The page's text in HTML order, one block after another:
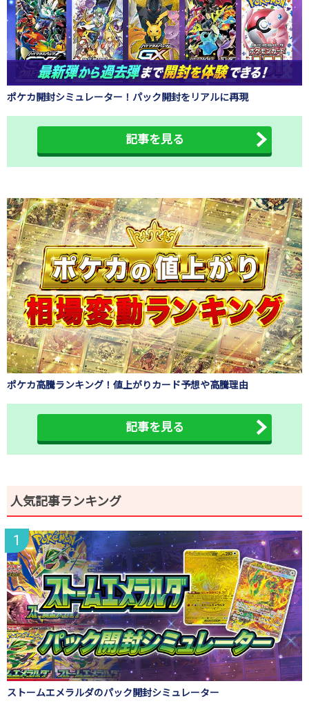
ポケカ開封シミュレーター！パック開封をリアルに再現
記事を見る
ポケカ高騰ランキング！値上がりカード予想や高騰理由
記事を見る
人気記事ランキング
ストームエメラルダのパック開封シミュレーター